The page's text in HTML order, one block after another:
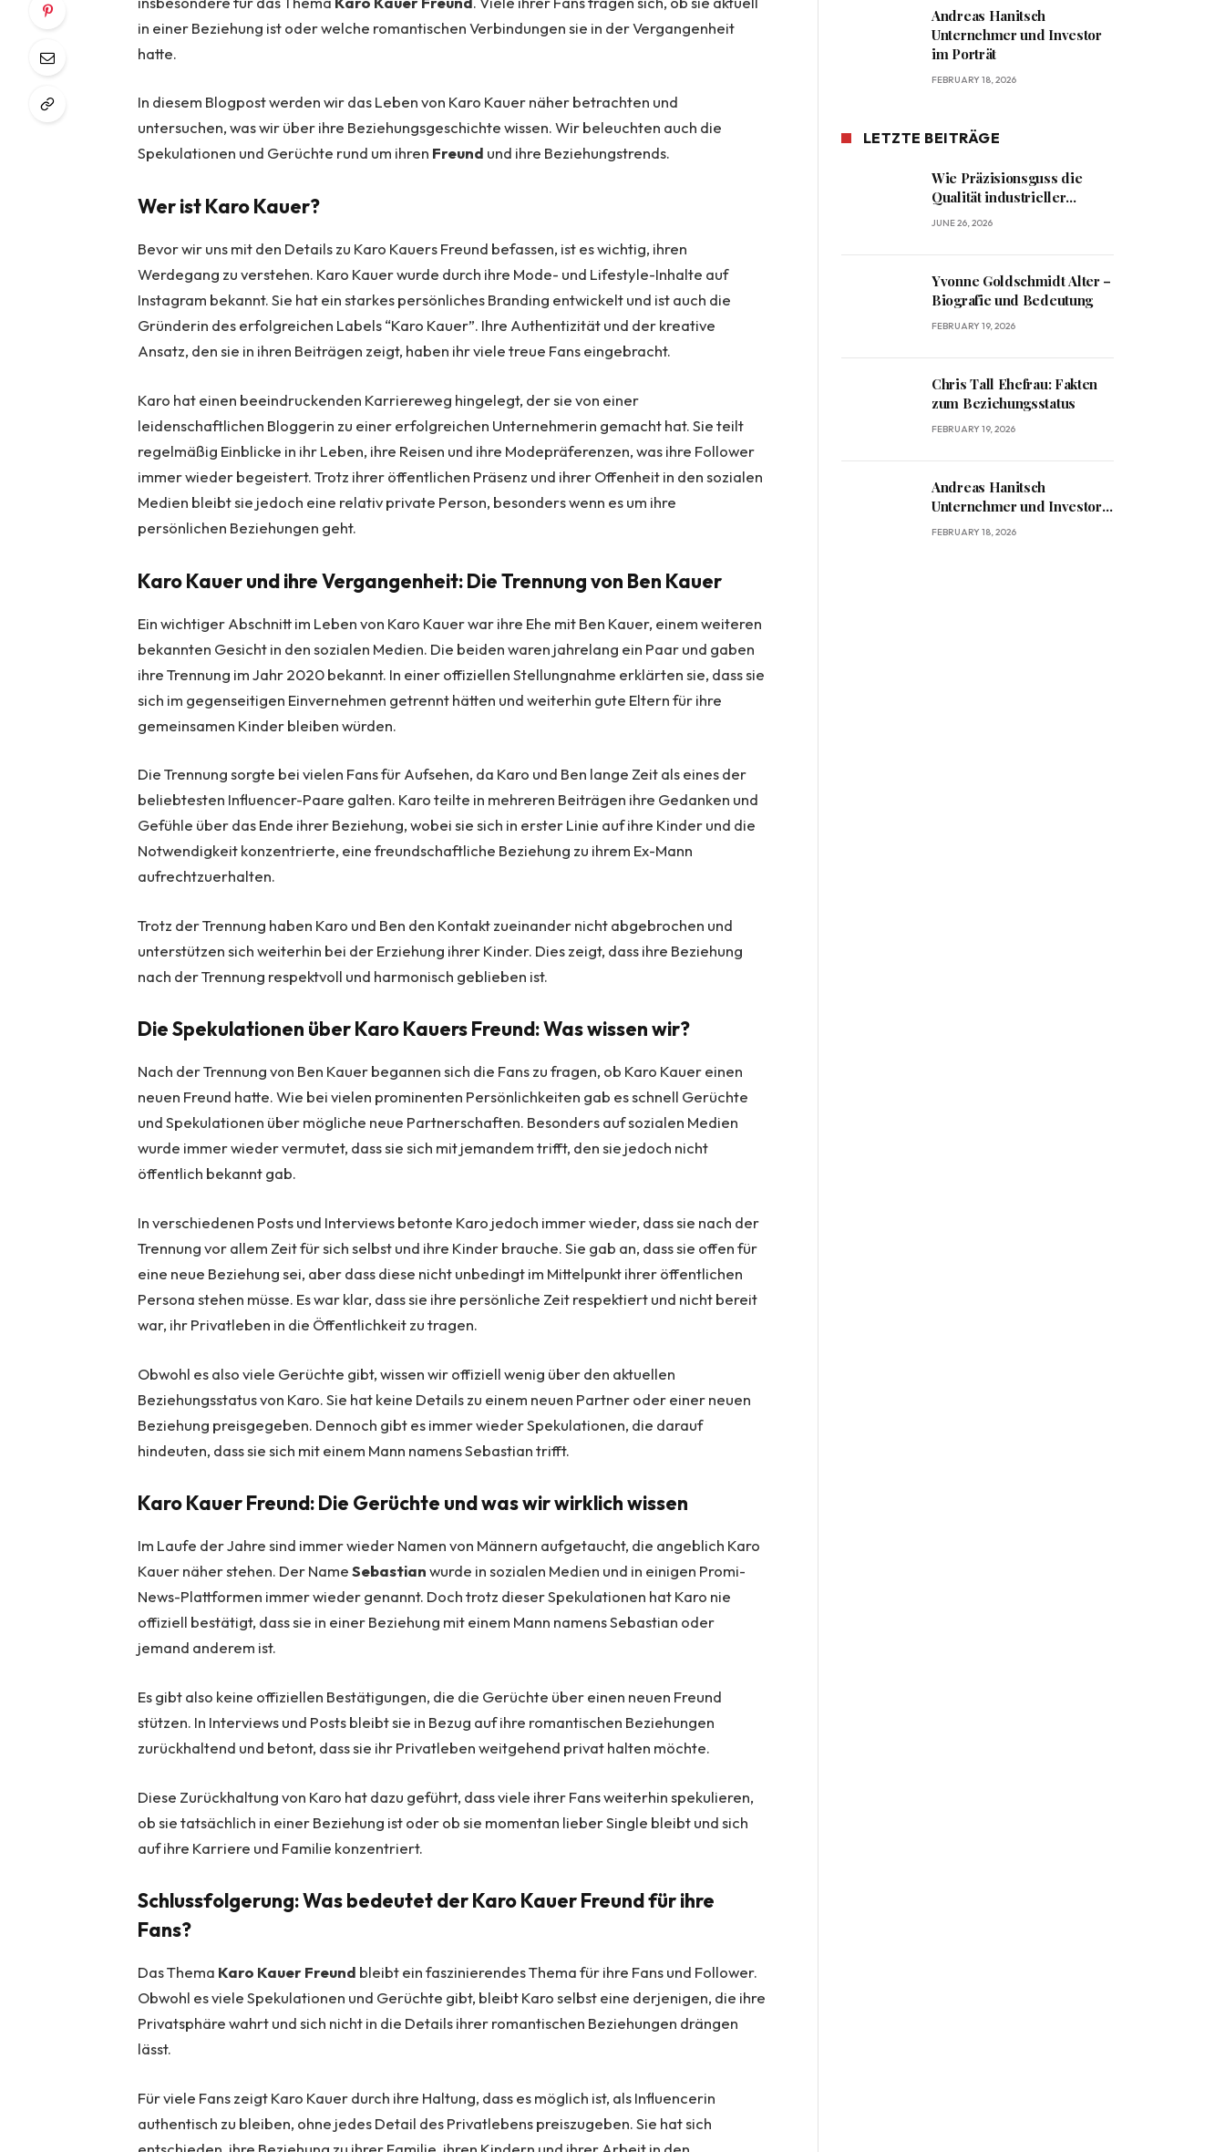
in einer Beziehung ist oder welche romantischen Verbindungen sie in der Vergangenheit
hatte.
In diesem Blogpost werden wir das Leben von Karo Kauer näher betrachten und
untersuchen, was wir über ihre Beziehungsgeschichte wissen. Wir beleuchten auch die
Spekulationen und Gerüchte rund um ihren Freund und ihre Beziehungstrends.
Wer ist Karo Kauer?
Bevor wir uns mit den Details zu Karo Kauers Freund befassen, ist es wichtig, ihren
Werdegang zu verstehen. Karo Kauer wurde durch ihre Mode- und Lifestyle-Inhalte auf
Instagram bekannt. Sie hat ein starkes persönliches Branding entwickelt und ist auch die
Gründerin des erfolgreichen Labels “Karo Kauer”. Ihre Authentizität und der kreative
Ansatz, den sie in ihren Beiträgen zeigt, haben ihr viele treue Fans eingebracht.
Karo hat einen beeindruckenden Karriereweg hingelegt, der sie von einer
leidenschaftlichen Bloggerin zu einer erfolgreichen Unternehmerin gemacht hat. Sie teilt
regelmäßig Einblicke in ihr Leben, ihre Reisen und ihre Modepräferenzen, was ihre Follower
immer wieder begeistert. Trotz ihrer öffentlichen Präsenz und ihrer Offenheit in den sozialen
Medien bleibt sie jedoch eine relativ private Person, besonders wenn es um ihre
persönlichen Beziehungen geht.
Karo Kauer und ihre Vergangenheit: Die Trennung von Ben Kauer
Ein wichtiger Abschnitt im Leben von Karo Kauer war ihre Ehe mit Ben Kauer, einem weiteren
bekannten Gesicht in den sozialen Medien. Die beiden waren jahrelang ein Paar und gaben
ihre Trennung im Jahr 2020 bekannt. In einer offiziellen Stellungnahme erklärten sie, dass sie
sich im gegenseitigen Einvernehmen getrennt hätten und weiterhin gute Eltern für ihre
gemeinsamen Kinder bleiben würden.
Die Trennung sorgte bei vielen Fans für Aufsehen, da Karo und Ben lange Zeit als eines der
beliebtesten Influencer-Paare galten. Karo teilte in mehreren Beiträgen ihre Gedanken und
Gefühle über das Ende ihrer Beziehung, wobei sie sich in erster Linie auf ihre Kinder und die
Notwendigkeit konzentrierte, eine freundschaftliche Beziehung zu ihrem Ex-Mann
aufrechtzuerhalten.
Trotz der Trennung haben Karo und Ben den Kontakt zueinander nicht abgebrochen und
unterstützen sich weiterhin bei der Erziehung ihrer Kinder. Dies zeigt, dass ihre Beziehung
nach der Trennung respektvoll und harmonisch geblieben ist.
Die Spekulationen über Karo Kauers Freund: Was wissen wir?
Nach der Trennung von Ben Kauer begannen sich die Fans zu fragen, ob Karo Kauer einen
neuen Freund hatte. Wie bei vielen prominenten Persönlichkeiten gab es schnell Gerüchte
und Spekulationen über mögliche neue Partnerschaften. Besonders auf sozialen Medien
wurde immer wieder vermutet, dass sie sich mit jemandem trifft, den sie jedoch nicht
öffentlich bekannt gab.
In verschiedenen Posts und Interviews betonte Karo jedoch immer wieder, dass sie nach der
Trennung vor allem Zeit für sich selbst und ihre Kinder brauche. Sie gab an, dass sie offen für
eine neue Beziehung sei, aber dass diese nicht unbedingt im Mittelpunkt ihrer öffentlichen
Persona stehen müsse. Es war klar, dass sie ihre persönliche Zeit respektiert und nicht bereit
war, ihr Privatleben in die Öffentlichkeit zu tragen.
Obwohl es also viele Gerüchte gibt, wissen wir offiziell wenig über den aktuellen
Beziehungsstatus von Karo. Sie hat keine Details zu einem neuen Partner oder einer neuen
Beziehung preisgegeben. Dennoch gibt es immer wieder Spekulationen, die darauf
hindeuten, dass sie sich mit einem Mann namens Sebastian trifft.
Karo Kauer Freund: Die Gerüchte und was wir wirklich wissen
Im Laufe der Jahre sind immer wieder Namen von Männern aufgetaucht, die angeblich Karo
Kauer näher stehen. Der NameSebastianwurde in sozialen Medien und in einigen Promi-
News-Plattformen immer wieder genannt. Doch trotz dieser Spekulationen hat Karo nie
offiziell bestätigt, dass sie in einer Beziehung mit einem Mann namens Sebastian oder
jemand anderem ist.
Es gibt also keine offiziellen Bestätigungen, die die Gerüchte über einen neuen Freund
stützen. In Interviews und Posts bleibt sie in Bezug auf ihre romantischen Beziehungen
zurückhaltend und betont, dass sie ihr Privatleben weitgehend privat halten möchte.
Diese Zurückhaltung von Karo hat dazu geführt, dass viele ihrer Fans weiterhin spekulieren,
ob sie tatsächlich in einer Beziehung ist oder ob sie momentan lieber Single bleibt und sich
auf ihre Karriere und Familie konzentriert.
Schlussfolgerung: Was bedeutet der Karo Kauer Freund für ihre
Fans?
Das Thema Karo Kauer Freund bleibt ein faszinierendes Thema für ihre Fans und Follower.
Obwohl es viele Spekulationen und Gerüchte gibt, bleibt Karo selbst eine derjenigen, die ihre
Privatsphäre wahrt und sich nicht in die Details ihrer romantischen Beziehungen drängen
lässt.
Für viele Fans zeigt Karo Kauer durch ihre Haltung, dass es möglich ist, als Influencerin
authentisch zu bleiben, ohne jedes Detail des Privatlebens preiszugeben. Sie hat sich
Andreas Hanitsch
Unternehmer und Investor
im Porträt
FEBRUARY 18, 2026
LETZTE BEITRÄGE
Wie Präzisionsguss die
Qualität industrieller
Komponenten verbessert
JUNE 26, 2026
Yvonne Goldschmidt Alter –
Biografie und Bedeutung
FEBRUARY 19, 2026
Chris Tall Ehefrau: Fakten
zum Beziehungsstatus
FEBRUARY 19, 2026
Andreas Hanitsch
Unternehmer und Investor
im Porträt
FEBRUARY 18, 2026